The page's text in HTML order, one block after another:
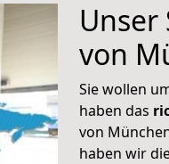
Unser
von
Sie wollen
haben das
von
haben wir